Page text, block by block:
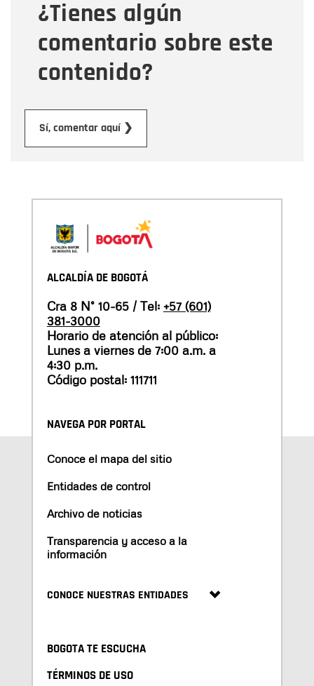
¿Tienes algún
comentario sobre este
contenido?
Sí, comentar aquí ❯
Mensaje
ALCALDÍA DE BOGOTÁ
Cra 8 N° 10-65 / Tel: +57 (601)
381-3000
Horario de atención al público:
Lunes a viernes de 7:00 a.m. a
4:30 p.m.
Código postal: 111711
NAVEGA POR PORTAL
Conoce el mapa del sitio
Entidades de control
Archivo de noticias
Transparencia y acceso a la
información
CONOCE NUESTRAS ENTIDADES
BOGOTA TE ESCUCHA
TÉRMINOS DE USO